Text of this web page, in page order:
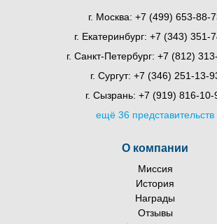
О компании
Миссия
История
Награды
Отзывы
г. Москва: +7 (499) 653-88-
г. Екатеринбург: +7 (343) 351-
г. Санкт-Петербург: +7 (812)
г. Сургут: +7 (346) 251-13-
г. Сызрань: +7 (919) 816-10-
ещё 36 представительств